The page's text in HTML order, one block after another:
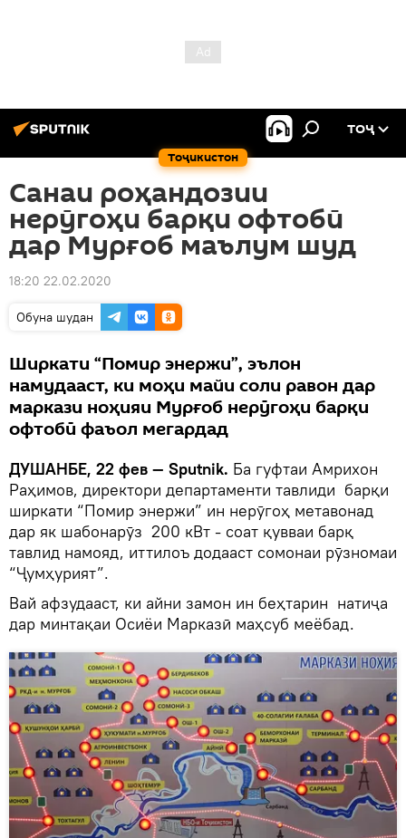
Тоҷикистон
ТОҶ
Санаи роҳандозии
нерӯгоҳи барқи офтобӣ
дар Мурғоб маълум шуд
18:20 22.02.2020
Обуна шудан
Ширкати “Помир энержи”, эълон
намудааст, ки моҳи майи соли равон дар
маркази ноҳияи Мурғоб нерӯгоҳи барқи
офтобӣ фаъол мегардад
ДУШАНБЕ, 22 фев — Sputnik. Ба гуфтаи Амрихон
Раҳимов, директори департаменти тавлиди барқи
ширкати “Помир энержи” ин нерӯгоҳ метавонад
дар як шабонарӯз 200 кВт - соат қувваи барқ
тавлид намояд, иттилоъ додааст сомонаи рӯзномаи
“Ҷумҳурият”.
Вай афзудааст, ки айни замон ин беҳтарин натиҷа
дар минтақаи Осиёи Марказӣ маҳсуб меёбад.